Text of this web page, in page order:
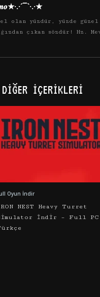
olan yüzdür, yüzde
çıkan sözdür! Hz.
İÇERIKLERI
Oyun İndir
NEST Heavy Turret
İndir – Full PC